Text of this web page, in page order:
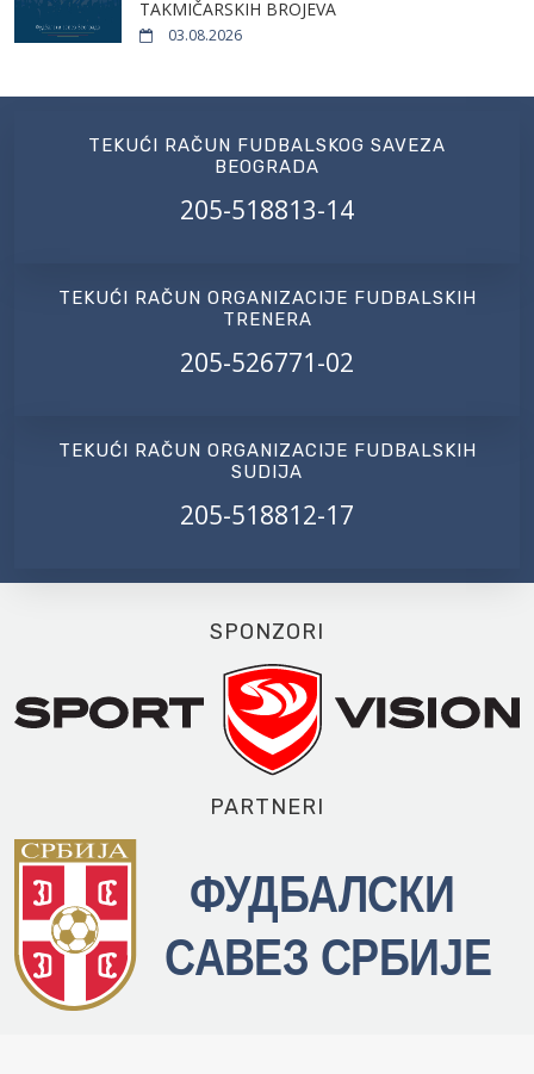
TAKMIČARSKIH BROJEVA
03.08.2026
TEKUĆI RAČUN FUDBALSKOG SAVEZA
BEOGRADA
205-518813-14
TEKUĆI RAČUN ORGANIZACIJE FUDBALSKIH
TRENERA
205-526771-02
TEKUĆI RAČUN ORGANIZACIJE FUDBALSKIH
SUDIJA
205-518812-17
SPONZORI
PARTNERI